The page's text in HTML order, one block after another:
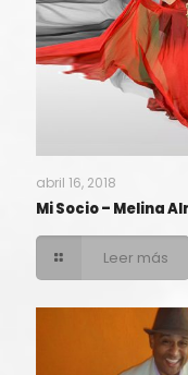
abril 16, 2018
Mi Socio – Melina
Leer más